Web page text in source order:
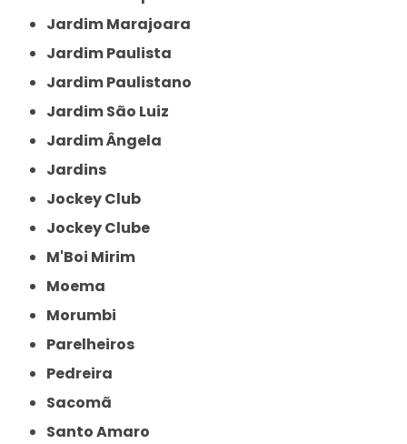
Jardim Marajoara
Jardim Paulista
Jardim Paulistano
Jardim São Luiz
Jardim Ângela
Jardins
Jockey Club
Jockey Clube
M'Boi Mirim
Moema
Morumbi
Parelheiros
Pedreira
Sacomã
Santo Amaro